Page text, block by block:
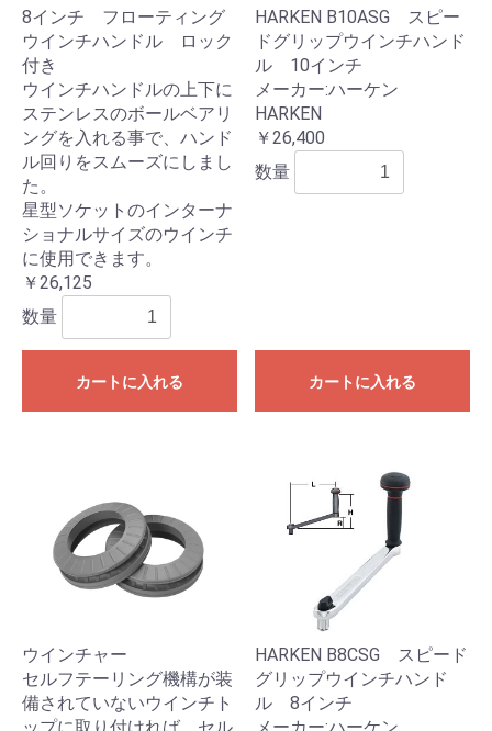
8インチ フローティング
ウインチハンドル ロック
付き
ウインチハンドルの上下に
ステンレスのボールベアリ
ングを入れる事で、ハンド
ル回りをスムーズにしまし
た。
星型ソケットのインターナ
ショナルサイズのウインチ
に使用できます。
￥26,125
数量
カートに入れる
HARKEN B10ASG スピー
ドグリップウインチハンド
ル 10インチ
メーカー:ハーケン
HARKEN
￥26,400
数量
カートに入れる
ウインチャー
セルフテーリング機構が装
備されていないウインチト
ップに取り付ければ、セル
HARKEN B8CSG スピード
グリップウインチハンド
ル 8インチ
メーカー:ハーケン